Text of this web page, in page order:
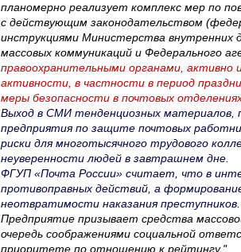
планомерно реализует комплекс мер по
с действующим законодательством
инструкциями Министерства
массовых коммуникаций и Федерального
правоохранительными органами,
активности, в частности в период
меры безопасности в почтовых
Выход в СМИ тенденциозных материалов,
предприятия по защите почтовых
риски для многотысячного трудового
неуверенности людей в завтрашнем дне.
ФГУП «Почта России» считает, что в
противоправных действий, а
неотвратимости наказания преступников.
Предприятие призывает средства
очередь соображениями социальной
приоритете по отношению к рейтингу."